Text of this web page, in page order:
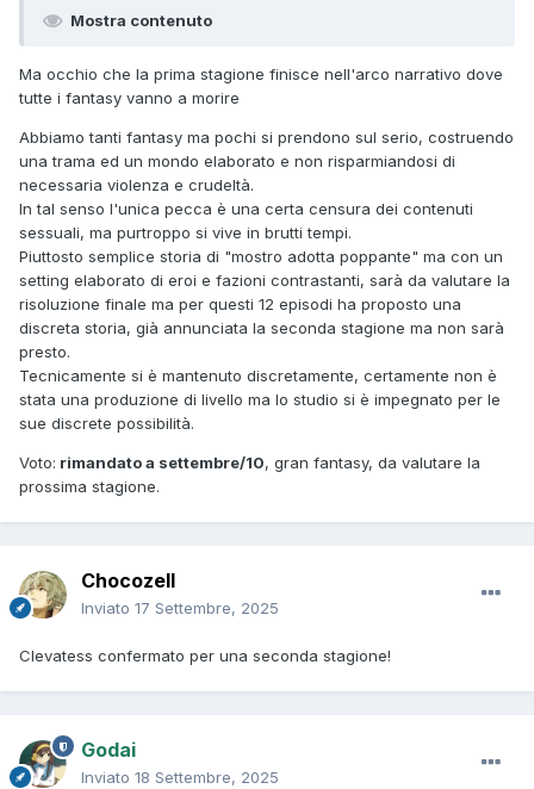
Mostra contenuto
Ma occhio che la prima stagione finisce nell'arco narrativo dove
tutte i fantasy vanno a morire
Abbiamo tanti fantasy ma pochi si prendono sul serio, costruendo
una trama ed un mondo elaborato e non risparmiandosi di
necessaria violenza e crudeltà.
In tal senso l'unica pecca è una certa censura dei contenuti
sessuali, ma purtroppo si vive in brutti tempi.
Piuttosto semplice storia di "mostro adotta poppante" ma con un
setting elaborato di eroi e fazioni contrastanti, sarà da valutare la
risoluzione finale ma per questi 12 episodi ha proposto una
discreta storia, già annunciata la seconda stagione ma non sarà
presto.
Tecnicamente si è mantenuto discretamente, certamente non è
stata una produzione di livello ma lo studio si è impegnato per le
sue discrete possibilità.
Voto: rimandato a settembre/10, gran fantasy, da valutare la
prossima stagione.
Chocozell
Inviato 17 Settembre, 2025
Clevatess confermato per una seconda stagione!
Godai
Inviato 18 Settembre, 2025